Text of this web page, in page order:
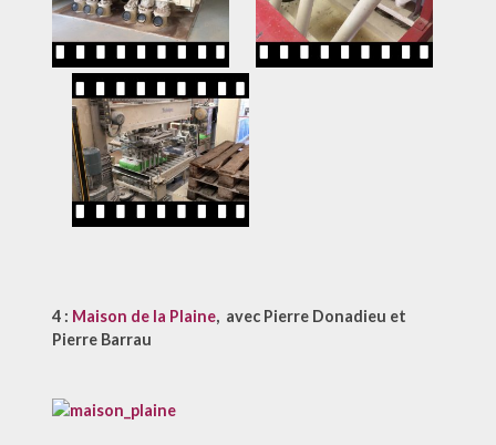
4 : Maison de la Plaine, avec Pierre Donadieu et
Pierre Barrau